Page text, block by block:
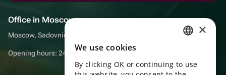
Office in Moscow
Moscow, Sadovnicheskaya embankment, 9, room 2/3
Opening hours: 24/7
ENGLISH
×
We use cookies
By clicking OK or continuing to use